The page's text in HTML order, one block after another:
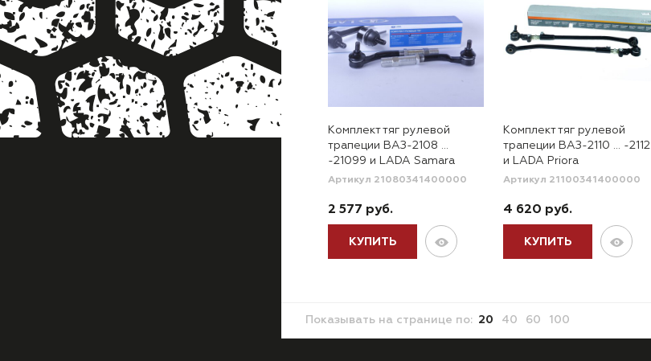
Комплект тяг рулевой
трапеции ВАЗ-2108 …
-21099 и LADA Samara
Артикул 21080341400000
2 577 руб.
КУПИТЬ
Комплект тяг рулевой
трапеции ВАЗ-2110 … -2112
и LADA Priora
Артикул 21100341400000
4 620 руб.
КУПИТЬ
Показывать на странице по: 20 40 60 100